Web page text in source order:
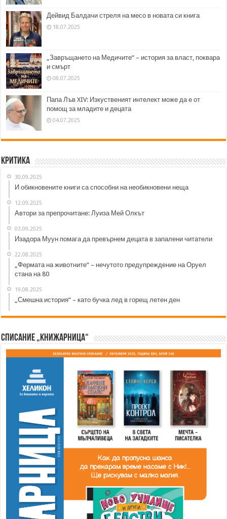
Дейвид Балдачи стреля на месо в новата си книга
18.07.2025
„Завръщането на Медичите“ – история за власт, поквара
и смърт
08.07.2025
Папа Лъв XIV: Изкуственият интелект може да е от
помощ за младите и децата
04.07.2025
Критика
30.09.2025
И обикновените книги са способни на необикновени неща
12.09.2025
Автори за препрочитане: Луиза Мей Олкът
03.09.2025
Изадора Муун помага да превърнем децата в запалени читатели
22.08.2025
„Фермата на животните“ – нечутото предупреждение на Оруел
стана на 80
19.08.2025
„Смешна история“ – като бучка лед в горещ летен ден
Списание „Книжарница“